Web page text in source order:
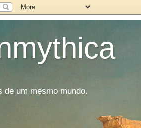
de um mesmo mundo.